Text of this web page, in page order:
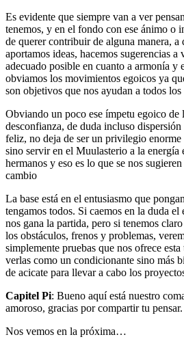
Es evidente que siempre van a ver
tenemos, y en el fondo con ese ánimo o
de querer contribuir de alguna manera, a
aportamos ideas, hacemos sugerencias
adecuado posible en cuanto a armonía y
obviamos los movimientos egoicos ya
son objetivos que nos ayudan a todos los
Obviando un poco ese ímpetu egoico de
desconfianza, de duda incluso
feliz, no deja de ser un privilegio enorme
sino servir en el Muulasterio a la energía
hermanos y eso es lo que se nos
cambio
La base está en el entusiasmo que
tengamos todos. Si caemos en la duda
nos gana la partida, pero si tenemos
los obstáculos, frenos y problemas,
simplemente pruebas que nos ofrece
verlas como un condicionante sino más
de acicate para llevar a cabo los
Capitel Pi: Bueno aquí está nuestro
amoroso, gracias por compartir tu pensar.
Nos vemos en la próxima…